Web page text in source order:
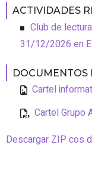
ACTIVIDADES
Club de lectura
31/12/2026 en
DOCUMENTOS
Cartel
Cartel Grupo
Descargar ZIP cos